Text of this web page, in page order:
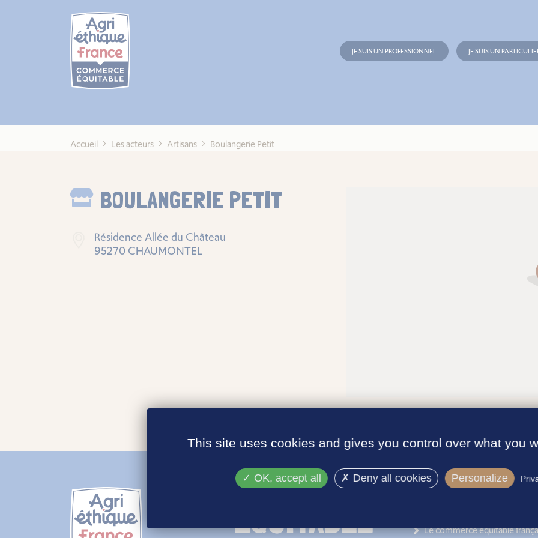
JE SUIS UN PROFESSIONNEL JE SUIS UN
Accueil Les acteurs Artisans Boulangerie Petit
BOULANGERIE PETIT
Résidence Allée du Château
95270 CHAUMONTEL
Le commerce équitable
This site uses cookies and gives you control over what you
OK, accept all Deny all cookies Personalize